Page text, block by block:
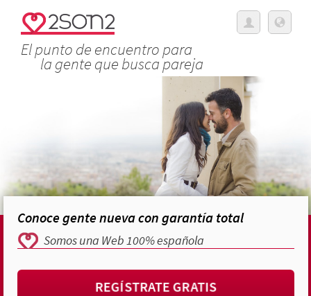
El punto de encuentro para
la gente que busca pareja
Conoce gente nueva con garantía total
Somos una Web 100% española
REGÍSTRATE GRATIS